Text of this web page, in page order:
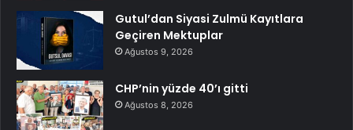
Gutul’dan Siyasi Zulmü Kayıtlara
Geçiren Mektuplar
Ağustos 9, 2026
CHP’nin yüzde 40’ı gitti
Ağustos 8, 2026